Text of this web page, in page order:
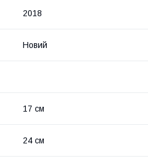
2018
Новий
17 см
24 см